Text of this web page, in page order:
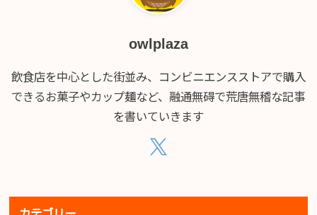
owlplaza
飲食店を中心とした街並み、コンビニエンスストアで購入
できるお菓子やカップ麺など、融通無碍で荒唐無稽な記事
を書いていきます